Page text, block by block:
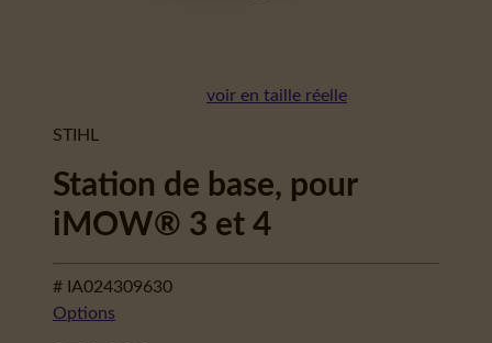
voir en taille réelle
STIHL
Station de base, pour
iMOW® 3 et 4
# IA024309630
Options